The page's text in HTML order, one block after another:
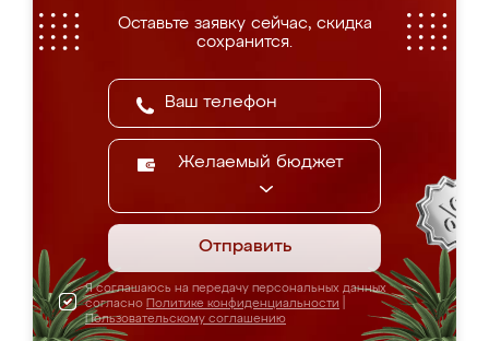
Оставьте заявку сейчас, скидка
сохранится.
Желаемый бюджет
Отправить
Я соглашаюсь на передачу персональных данных
согласно Политике конфиденциальности
Пользовательскому соглашению